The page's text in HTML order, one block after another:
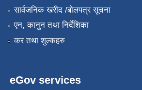
सार्वजनिक खरीद /बोलपत्र सूचना
एन, कानुन तथा निर्देशिका
कर तथा शुल्कहरु
eGov services